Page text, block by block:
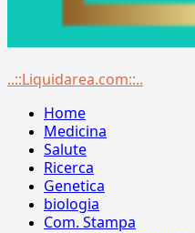
Menu
..::Liquidarea.com::..
Home
Medicina
Salute
Ricerca
Genetica
biologia
Com. Stampa